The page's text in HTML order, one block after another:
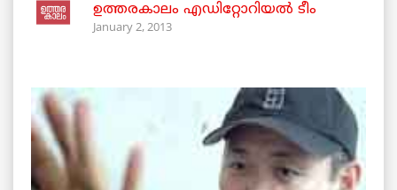
ഉത്തരകാലം എഡിറ്റോറിയല്‍ ടീം
January 2, 2013